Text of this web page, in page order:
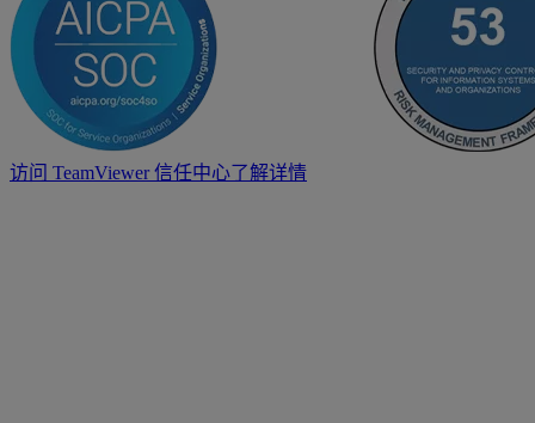
访问 TeamViewer 信任中心了解详情